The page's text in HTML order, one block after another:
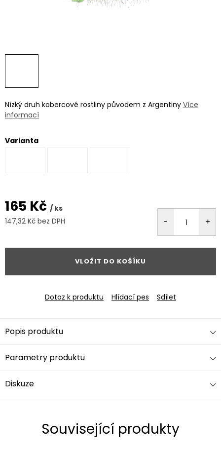
Nízký druh kobercové rostliny původem z Argentiny Více
informací
Varianta
165 Kč / ks
147,32 Kč bez DPH
VLOŽIT DO KOŠÍKU
Dotaz k produktu Hlídací pes Sdílet
Popis produktu
Parametry produktu
Diskuze
Související produkty